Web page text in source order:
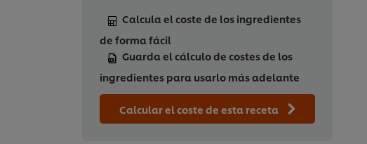
Calcula el coste de los ingredientes
de forma fácil
Guarda el cálculo de costes de los
ingredientes para usarlo más adelante
Calcular el coste de esta receta